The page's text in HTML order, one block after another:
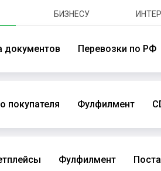
БИЗНЕСУ
документов Перевозки по РФ
покупателя Фулфилмент
Фулфилмент